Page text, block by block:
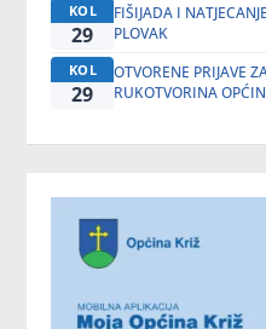
KOL
29
FIŠIJADA I
PLOVAK
KOL
29
OTVORENE PRIJAVE
RUKOTVORINA